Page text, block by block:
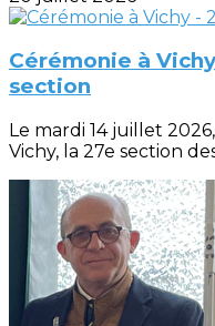
Cérémonie à
section
Le mardi 14 juillet
Vichy, la 27e section